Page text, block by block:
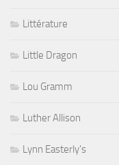
Littérature
Little Dragon
Lou Gramm
Luther Allison
Lynn Easterly's